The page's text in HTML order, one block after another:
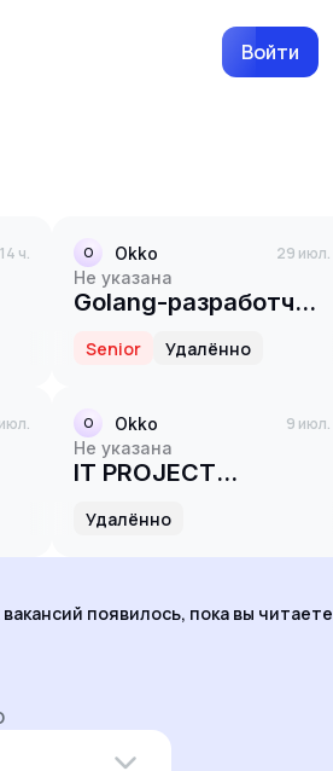
Войти
14 ч.
O Okko
29 июл.
Не указана
Golang-разработчик
платформы
Senior Удалённо
O Okko
9 июл.
Не указана
IT PROJECT
МЕДИА И SEO)
Удалённо
появилось, пока вы читаете